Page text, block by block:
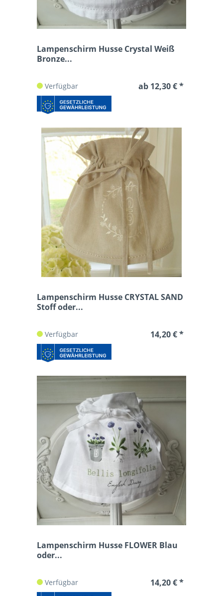
Lampenschirm Husse Crystal Weiß
Bronze...
Verfügbar ab 12,30 € *
Lampenschirm Husse CRYSTAL SAND
Stoff oder...
Verfügbar 14,20 € *
Lampenschirm Husse FLOWER Blau
oder...
Verfügbar 14,20 € *